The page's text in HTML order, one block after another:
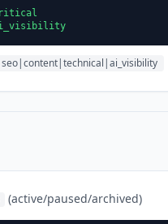
seo|content|technical|ai_visibility
(active/paused/archived)